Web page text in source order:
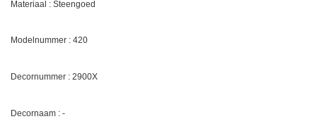
Materiaal : Steengoed
Modelnummer : 420
Decornummer : 2900X
Decornaam : -